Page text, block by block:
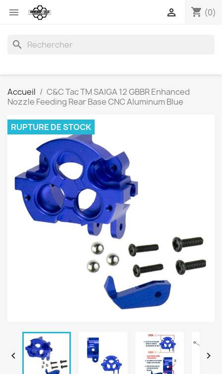
 shopping_cart (0)

search
Accueil
C&C Tac TM SAIGA 12 GBBR Enhanced
Nozzle Feeding Rear Base CNC Aluminum Blue
RUPTURE DE STOCK
 